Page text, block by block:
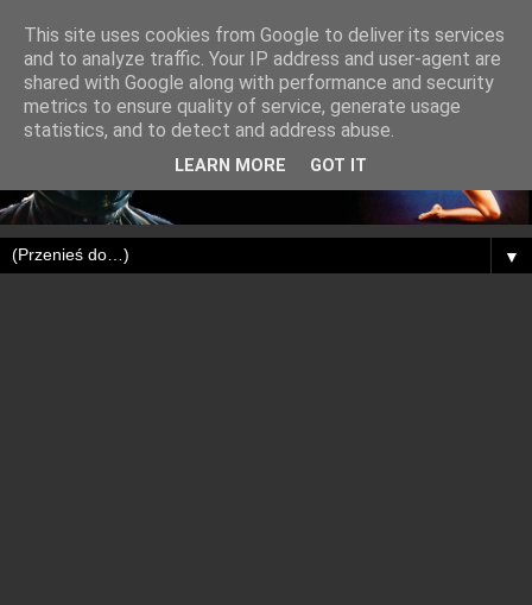
▼
This site uses cookies from Google to deliver its services
and to analyze traffic. Your IP address and user-agent are
shared with Google along with performance and security
metrics to ensure quality of service, generate usage
statistics, and to detect and address abuse.
LEARN MORE GOT IT